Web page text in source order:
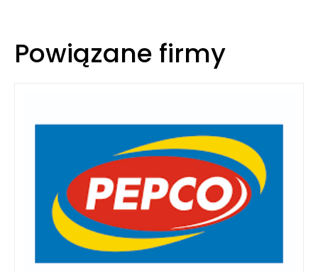
Powiązane firmy